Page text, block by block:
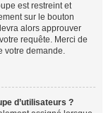
est restreint et
sur le bouton
alors approuver
requête. Merci de
votre demande.
d’utilisateurs ?